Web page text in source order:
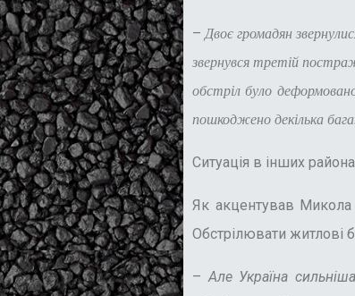
–Двоє громадян
звернувся третій
обстріл було
пошкоджено декілька
Ситуація в інших
Як акцентував
Обстрілювати житлові
–Але Україна